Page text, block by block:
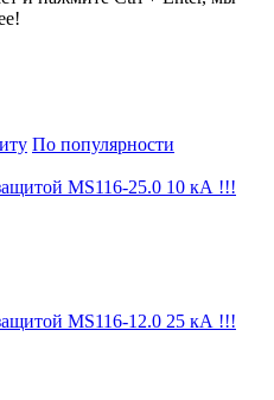
По популярности
MS116-25.0 10 кА !!!
MS116-12.0 25 кА !!!